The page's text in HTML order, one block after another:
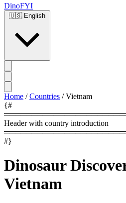
DinoFYI
🇺🇸 English
Home / Countries / Vietnam
{#
Header with country introduction
#}
Dinosaur
Vietnam